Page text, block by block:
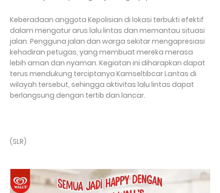
Keberadaan anggota Kepolisian di lokasi terbukti efektif
dalam mengatur arus lalu lintas dan memantau situasi
jalan. Pengguna jalan dan warga sekitar mengapresiasi
kehadiran petugas, yang membuat mereka merasa
lebih aman dan nyaman. Kegiatan ini diharapkan dapat
terus mendukung terciptanya Kamseltibcar Lantas di
wilayah tersebut, sehingga aktivitas lalu lintas dapat
berlangsung dengan tertib dan lancar.
(SLR)